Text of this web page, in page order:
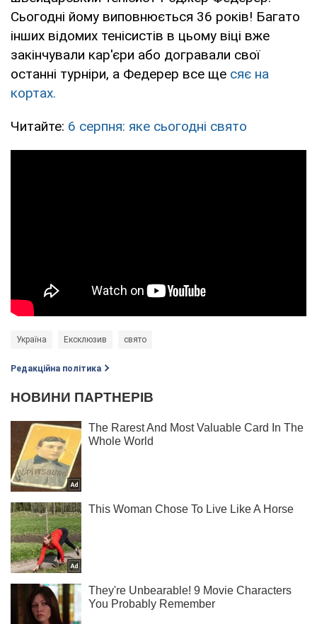
Сьогодні йому виповнюється 36 років! Багато
інших відомих тенісистів в цьому віці вже
закінчували кар'єри або догравали свої
останні турніри, а Федерер все ще сяє на
кортах.
Читайте: 6 серпня: яке сьогодні свято
Україна Ексклюзив свято
Редакційна політика